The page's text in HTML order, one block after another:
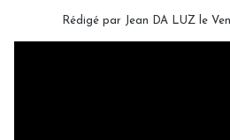
Rédigé par Jean DA LUZ le